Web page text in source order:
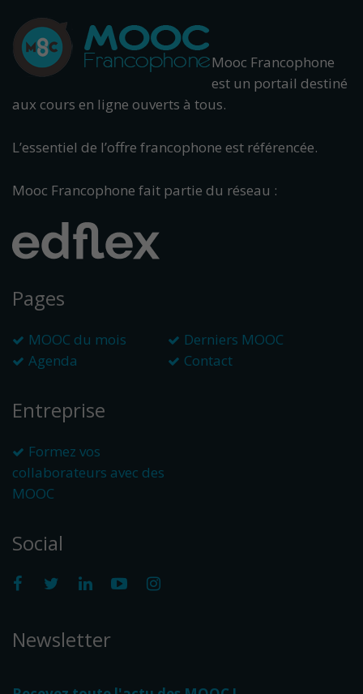
Mooc Francophone
est un portail destiné
aux cours en ligne ouverts à tous.
L’essentiel de l’offre francophone est référencée.
Mooc Francophone fait partie du réseau :
Pages
MOOC du mois
Derniers MOOC
Agenda
Contact
Entreprise
Formez vos
collaborateurs avec des
MOOC
Social
Newsletter